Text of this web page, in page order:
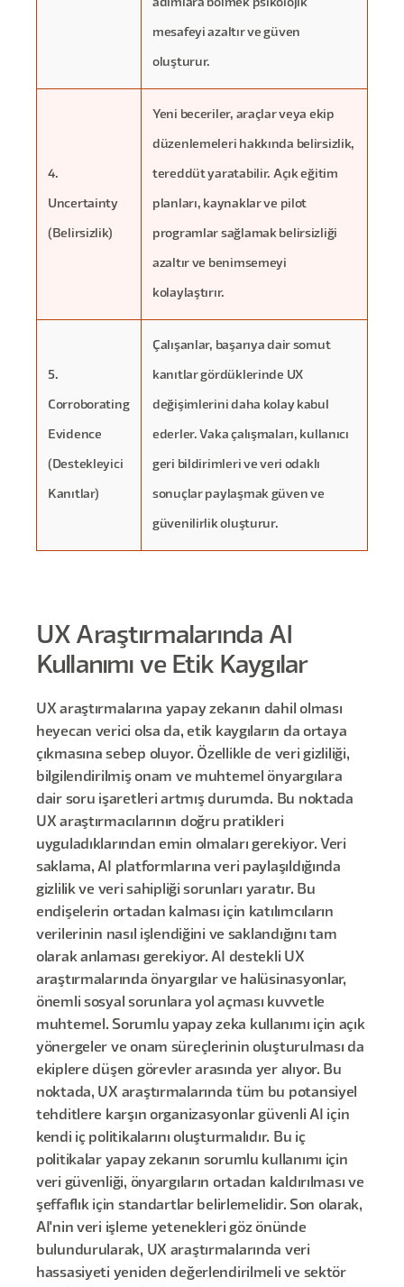
adımlara bölmek psikolojik
mesafeyi azaltır ve güven
oluşturur.
4.
Uncertainty
(Belirsizlik)
Yeni beceriler, araçlar veya ekip
düzenlemeleri hakkında belirsizlik,
tereddüt yaratabilir. Açık eğitim
planları, kaynaklar ve pilot
programlar sağlamak belirsizliği
azaltır ve benimsemeyi
kolaylaştırır.
5.
Corroborating
Evidence
(Destekleyici
Kanıtlar)
Çalışanlar, başarıya dair somut
kanıtlar gördüklerinde UX
değişimlerini daha kolay kabul
ederler. Vaka çalışmaları, kullanıcı
geri bildirimleri ve veri odaklı
sonuçlar paylaşmak güven ve
güvenilirlik oluşturur.
UX Araştırmalarında AI
Kullanımı ve Etik Kaygılar
UX araştırmalarına yapay zekanın dahil olması
heyecan verici olsa da, etik kaygıların da ortaya
çıkmasına sebep oluyor. Özellikle de veri gizliliği,
bilgilendirilmiş onam ve muhtemel önyargılara
dair soru işaretleri artmış durumda. Bu noktada
UX araştırmacılarının doğru pratikleri
uyguladıklarından emin olmaları gerekiyor. Veri
saklama, AI platformlarına veri paylaşıldığında
gizlilik ve veri sahipliği sorunları yaratır. Bu
endişelerin ortadan kalması için katılımcıların
verilerinin nasıl işlendiğini ve saklandığını tam
olarak anlaması gerekiyor. AI destekli UX
araştırmalarında önyargılar ve halüsinasyonlar,
önemli sosyal sorunlara yol açması kuvvetle
muhtemel. Sorumlu yapay zeka kullanımı için açık
yönergeler ve onam süreçlerinin oluşturulması da
ekiplere düşen görevler arasında yer alıyor. Bu
noktada, UX araştırmalarında tüm bu potansiyel
tehditlere karşın organizasyonlar güvenli AI için
kendi iç politikalarını oluşturmalıdır. Bu iç
politikalar yapay zekanın sorumlu kullanımı için
veri güvenliği, önyargıların ortadan kaldırılması ve
şeffaflık için standartlar belirlemelidir. Son olarak,
AI'nin veri işleme yetenekleri göz önünde
bulundurularak, UX araştırmalarında veri
hassasiyeti yeniden değerlendirilmeli ve sektör